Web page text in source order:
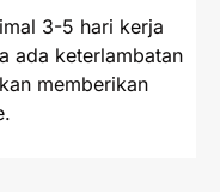
3-5 hari kerja
ada keterlambatan
memberikan